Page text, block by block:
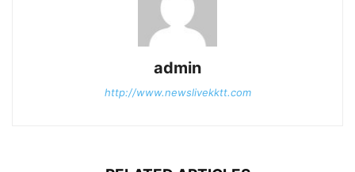
admin
http://www.newslivekktt.com